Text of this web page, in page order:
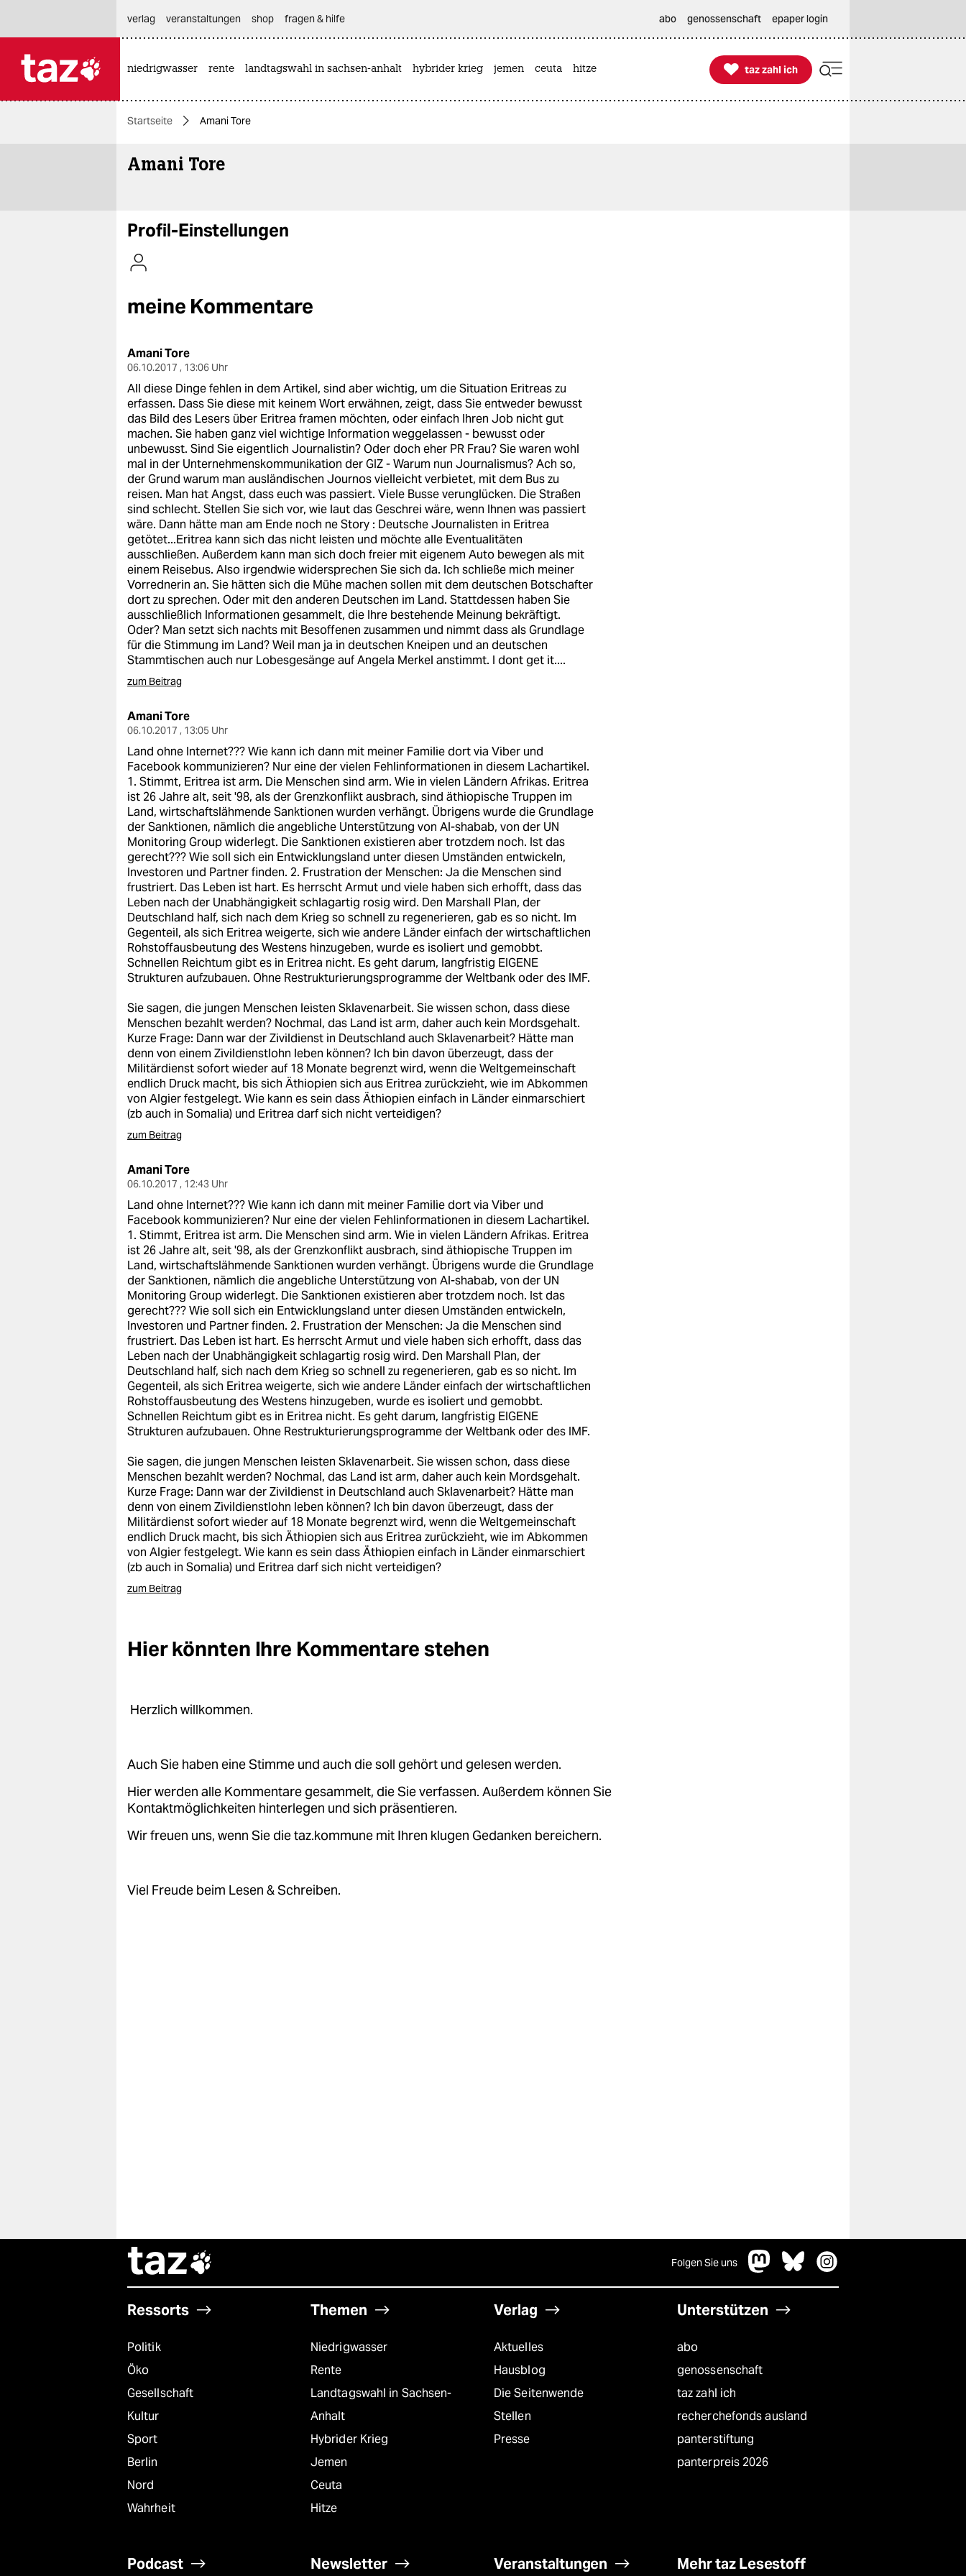
themen
politik
gesellschaft
kultur
nord
wahrheit
verlag
verlag
veranstaltungen
shop
fragen & hilfe
unterstützen
abo
genossenschaft
epaper login
verlag
veranstaltungen shop fragen & hilfe abo genossenschaft epaper login
niedrigwasser rente landtagswahl in sachsen-anhalt hybrider krieg jemen ceuta hitze 
taz zahl ich
taz zahl ich
Startseite Amani Tore
Amani Tore
Profil-Einstellungen
meine Kommentare
Amani Tore
06.10.2017 , 13:06 Uhr
All diese Dinge fehlen in dem Artikel, sind aber wichtig, um die Situation Eritreas zu
erfassen. Dass Sie diese mit keinem Wort erwähnen, zeigt, dass Sie entweder bewusst
das Bild des Lesers über Eritrea framen möchten, oder einfach Ihren Job nicht gut
machen. Sie haben ganz viel wichtige Information weggelassen - bewusst oder
unbewusst. Sind Sie eigentlich Journalistin? Oder doch eher PR Frau? Sie waren wohl
mal in der Unternehmenskommunikation der GIZ - Warum nun Journalismus? Ach so,
der Grund warum man ausländischen Journos vielleicht verbietet, mit dem Bus zu
reisen. Man hat Angst, dass euch was passiert. Viele Busse verunglücken. Die Straßen
sind schlecht. Stellen Sie sich vor, wie laut das Geschrei wäre, wenn Ihnen was passiert
wäre. Dann hätte man am Ende noch ne Story : Deutsche Journalisten in Eritrea
getötet...Eritrea kann sich das nicht leisten und möchte alle Eventualitäten
ausschließen. Außerdem kann man sich doch freier mit eigenem Auto bewegen als mit
einem Reisebus. Also irgendwie widersprechen Sie sich da. Ich schließe mich meiner
Vorrednerin an. Sie hätten sich die Mühe machen sollen mit dem deutschen Botschafter
dort zu sprechen. Oder mit den anderen Deutschen im Land. Stattdessen haben Sie
ausschließlich Informationen gesammelt, die Ihre bestehende Meinung bekräftigt.
Oder? Man setzt sich nachts mit Besoffenen zusammen und nimmt dass als Grundlage
für die Stimmung im Land? Weil man ja in deutschen Kneipen und an deutschen
Stammtischen auch nur Lobesgesänge auf Angela Merkel anstimmt. I dont get it....
zum Beitrag
Amani Tore
06.10.2017 , 13:05 Uhr
Land ohne Internet??? Wie kann ich dann mit meiner Familie dort via Viber und
Facebook kommunizieren? Nur eine der vielen Fehlinformationen in diesem Lachartikel.
1. Stimmt, Eritrea ist arm. Die Menschen sind arm. Wie in vielen Ländern Afrikas. Eritrea
ist 26 Jahre alt, seit '98, als der Grenzkonflikt ausbrach, sind äthiopische Truppen im
Land, wirtschaftslähmende Sanktionen wurden verhängt. Übrigens wurde die Grundlage
der Sanktionen, nämlich die angebliche Unterstützung von Al-shabab, von der UN
Monitoring Group widerlegt. Die Sanktionen existieren aber trotzdem noch. Ist das
gerecht??? Wie soll sich ein Entwicklungsland unter diesen Umständen entwickeln,
Investoren und Partner finden. 2. Frustration der Menschen: Ja die Menschen sind
frustriert. Das Leben ist hart. Es herrscht Armut und viele haben sich erhofft, dass das
Leben nach der Unabhängigkeit schlagartig rosig wird. Den Marshall Plan, der
Deutschland half, sich nach dem Krieg so schnell zu regenerieren, gab es so nicht. Im
Gegenteil, als sich Eritrea weigerte, sich wie andere Länder einfach der wirtschaftlichen
Rohstoffausbeutung des Westens hinzugeben, wurde es isoliert und gemobbt.
Schnellen Reichtum gibt es in Eritrea nicht. Es geht darum, langfristig EIGENE
Strukturen aufzubauen. Ohne Restrukturierungsprogramme der Weltbank oder des IMF.
Sie sagen, die jungen Menschen leisten Sklavenarbeit. Sie wissen schon, dass diese
Menschen bezahlt werden? Nochmal, das Land ist arm, daher auch kein Mordsgehalt.
Kurze Frage: Dann war der Zivildienst in Deutschland auch Sklavenarbeit? Hätte man
denn von einem Zivildienstlohn leben können? Ich bin davon überzeugt, dass der
Militärdienst sofort wieder auf 18 Monate begrenzt wird, wenn die Weltgemeinschaft
endlich Druck macht, bis sich Äthiopien sich aus Eritrea zurückzieht, wie im Abkommen
von Algier festgelegt. Wie kann es sein dass Äthiopien einfach in Länder einmarschiert
(zb auch in Somalia) und Eritrea darf sich nicht verteidigen?
zum Beitrag
Amani Tore
06.10.2017 , 12:43 Uhr
Land ohne Internet??? Wie kann ich dann mit meiner Familie dort via Viber und
Facebook kommunizieren? Nur eine der vielen Fehlinformationen in diesem Lachartikel.
1. Stimmt, Eritrea ist arm. Die Menschen sind arm. Wie in vielen Ländern Afrikas. Eritrea
ist 26 Jahre alt, seit '98, als der Grenzkonflikt ausbrach, sind äthiopische Truppen im
Land, wirtschaftslähmende Sanktionen wurden verhängt. Übrigens wurde die Grundlage
der Sanktionen, nämlich die angebliche Unterstützung von Al-shabab, von der UN
Monitoring Group widerlegt. Die Sanktionen existieren aber trotzdem noch. Ist das
gerecht??? Wie soll sich ein Entwicklungsland unter diesen Umständen entwickeln,
Investoren und Partner finden. 2. Frustration der Menschen: Ja die Menschen sind
frustriert. Das Leben ist hart. Es herrscht Armut und viele haben sich erhofft, dass das
Leben nach der Unabhängigkeit schlagartig rosig wird. Den Marshall Plan, der
Deutschland half, sich nach dem Krieg so schnell zu regenerieren, gab es so nicht. Im
Gegenteil, als sich Eritrea weigerte, sich wie andere Länder einfach der wirtschaftlichen
Rohstoffausbeutung des Westens hinzugeben, wurde es isoliert und gemobbt.
Schnellen Reichtum gibt es in Eritrea nicht. Es geht darum, langfristig EIGENE
Strukturen aufzubauen. Ohne Restrukturierungsprogramme der Weltbank oder des IMF.
Sie sagen, die jungen Menschen leisten Sklavenarbeit. Sie wissen schon, dass diese
Menschen bezahlt werden? Nochmal, das Land ist arm, daher auch kein Mordsgehalt.
Kurze Frage: Dann war der Zivildienst in Deutschland auch Sklavenarbeit? Hätte man
denn von einem Zivildienstlohn leben können? Ich bin davon überzeugt, dass der
Militärdienst sofort wieder auf 18 Monate begrenzt wird, wenn die Weltgemeinschaft
endlich Druck macht, bis sich Äthiopien sich aus Eritrea zurückzieht, wie im Abkommen
von Algier festgelegt. Wie kann es sein dass Äthiopien einfach in Länder einmarschiert
(zb auch in Somalia) und Eritrea darf sich nicht verteidigen?
zum Beitrag
Hier könnten Ihre Kommentare stehen
Herzlich willkommen.
Auch Sie haben eine Stimme und auch die soll gehört und gelesen werden.
Hier werden alle Kommentare gesammelt, die Sie verfassen. Außerdem können Sie
Kontaktmöglichkeiten hinterlegen und sich präsentieren.
Wir freuen uns, wenn Sie die taz.kommune mit Ihren klugen Gedanken bereichern.
Viel Freude beim Lesen & Schreiben.
taz Folgen Sie uns
Ressorts
Politik
Öko
Gesellschaft
Kultur
Sport
Berlin
Nord
Wahrheit
Themen
Niedrigwasser
Rente
Landtagswahl in Sachsen-
Anhalt
Hybrider Krieg
Jemen
Ceuta
Hitze
Verlag
Aktuelles
Hausblog
Die Seitenwende
Stellen
Presse
Unterstützen
abo
genossenschaft
taz zahl ich
recherchefonds ausland
panterstiftung
panterpreis 2026
Podcast Newsletter Veranstaltungen Mehr taz Lesestoff